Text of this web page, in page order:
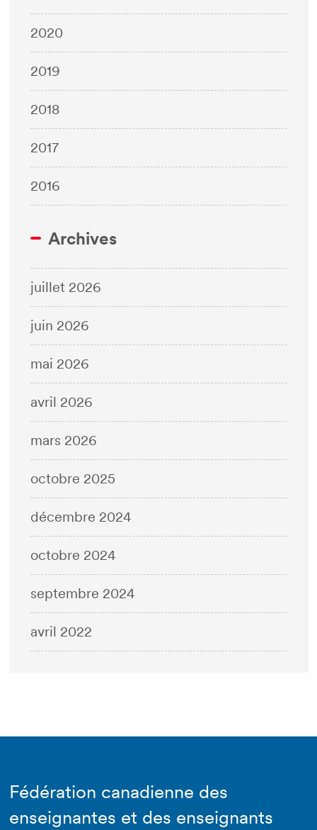
2020
2019
2018
2017
2016
Archives
juillet 2026
juin 2026
mai 2026
avril 2026
mars 2026
octobre 2025
décembre 2024
octobre 2024
septembre 2024
avril 2022
Fédération canadienne des
enseignantes et des enseignants